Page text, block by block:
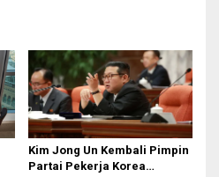
Kim Jong Un Kembali Pimpin
Partai Pekerja Korea